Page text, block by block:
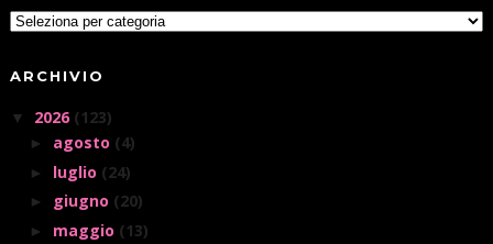
ARCHIVIO
▼ 2026 (123)
► agosto (4)
► luglio (24)
► giugno (20)
► maggio (13)